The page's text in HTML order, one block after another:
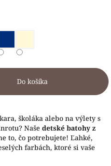
Do košíka
školáka alebo na výlety s
Naše detské batohy z
to, čo potrebujete! Ľahké,
farbách, ktoré si vaše